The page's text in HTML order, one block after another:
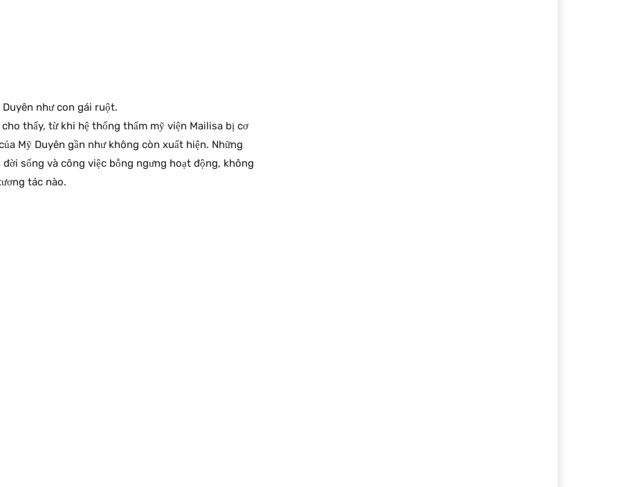
như con gái ruột.
thấy, từ khi hệ thống thẩm mỹ viện Mailisa bị cơ
Mỹ Duyên gần như không còn xuất hiện. Những
sống và công việc bỗng ngưng hoạt động, không
tác nào.